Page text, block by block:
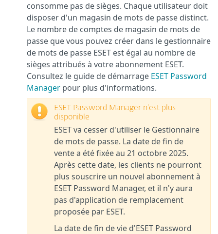
consomme pas de sièges. Chaque utilisateur doit
disposer d'un magasin de mots de passe distinct.
Le nombre de comptes de magasin de mots de
passe que vous pouvez créer dans le gestionnaire
de mots de passe ESET est égal au nombre de
sièges attribués à votre abonnement ESET.
Consultez le guide de démarrage ESET Password
Manager pour plus d'informations.
ESET Password Manager n'est plus
disponible
ESET va cesser d'utiliser le Gestionnaire
de mots de passe. La date de fin de
vente a été fixée au 21 octobre 2025.
Après cette date, les clients ne pourront
plus souscrire un nouvel abonnement à
ESET Password Manager, et il n'y aura
pas d'application de remplacement
proposée par ESET.
La date de fin de vie d'ESET Password